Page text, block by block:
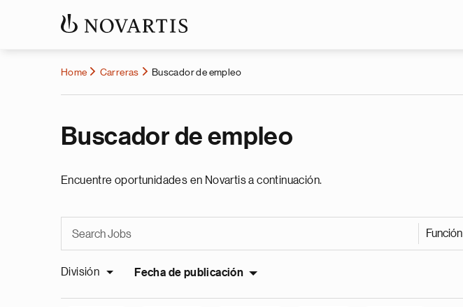
Home Carreras Buscador de empleo
Buscador de empleo
Encuentre oportunidades en Novartis a continuación.
Función
División Fecha de publicación